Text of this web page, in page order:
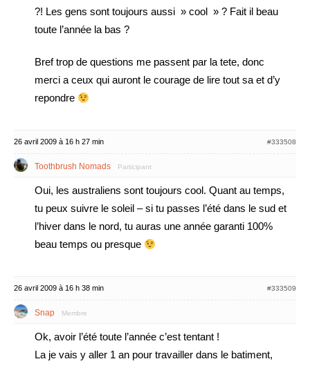
?! Les gens sont toujours aussi » cool » ? Fait il beau
toute l’année la bas ?
Bref trop de questions me passent par la tete, donc
merci a ceux qui auront le courage de lire tout sa et d’y
repondre
26 avril 2009 à 16 h 27 min #333508
Toothbrush Nomads Participant
Oui, les australiens sont toujours cool. Quant au temps,
tu peux suivre le soleil – si tu passes l’été dans le sud et
l’hiver dans le nord, tu auras une année garanti 100%
beau temps ou presque
26 avril 2009 à 16 h 38 min #333509
Snap Membre
Ok, avoir l’été toute l’année c’est tentant !
La je vais y aller 1 an pour travailler dans le batiment,